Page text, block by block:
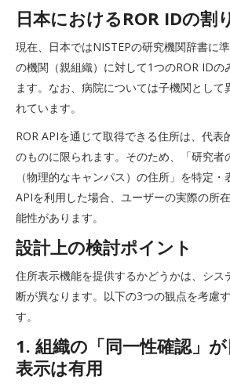
日本におけるROR IDの割
現在、日本ではNISTEPの研究機関辞書に
の機関（親組織）に対して1つのROR IDの
ます。なお、病院については子機関として
れています。
ROR APIを通じて取得できる住所は、代表
のものに限られます。そのため、「研究者
（物理的なキャンパス）の住所」を特定
APIを利用した場合、ユーザーの実際の所
能性があります。
設計上の検討ポイント
住所表示機能を提供するかどうかは、シス
断が異なります。以下の3つの観点を考慮
す。
1. 組織の「同一性確認」
表示は有用